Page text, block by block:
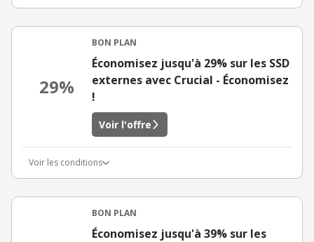
29%
BON PLAN
Économisez jusqu'à 29% sur les SSD
externes avec Crucial - Économisez
!
Voir l'offre
Voir les conditions
BON PLAN
Économisez jusqu'à 39% sur les